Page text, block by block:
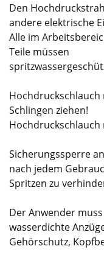
Den
andere elektrische
Alle im
Teile müssen
Schlingen ziehen!
Hochdruckschlauch
Sicherungssperre
nach jedem
Spritzen zu
Der Anwender
wasserdichte
Gehörschutz,